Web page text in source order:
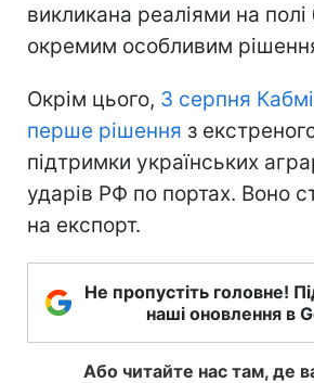
викликана реаліями на
окремим особливим
Окрім цього, 3 серпня
перше рішення з
підтримки українських
ударів РФ по портах. Воно
на експорт.
Не пропустіть головне!
наші оновлення в
Або читайте нас там, де